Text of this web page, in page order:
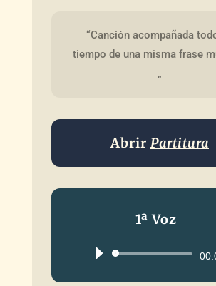
“Canción acompañada
tiempo de una misma frase
„
Abrir Partitura
1ª Voz
Reproductor